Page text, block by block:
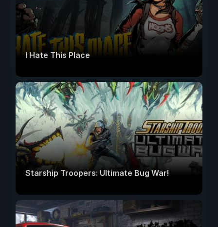
I Hate This Place
Starship Troopers: Ultimate Bug War!